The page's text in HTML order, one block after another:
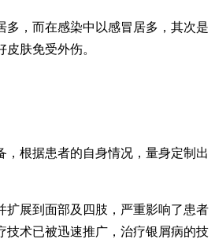
，而在感染中以感冒居多，其次是
肤免受外伤。
根据患者的自身情况，量身定制出
扩展到面部及四肢，严重影响了患者
技术已被迅速推广，治疗银屑病的技